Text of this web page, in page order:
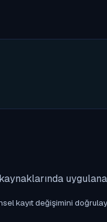
kayıt değişimini